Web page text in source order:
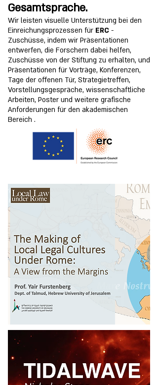
Gesamtsprache.
Wir leisten visuelle Unterstützung bei den
Einreichungsprozessen für ERC -
Zuschüsse, indem wir Präsentationen
entwerfen, die Forschern dabei helfen,
Zuschüsse von der Stiftung zu erhalten, und
Präsentationen für Vorträge, Konferenzen,
Tage der offenen Tür, Strategietreffen,
Vorstellungsgespräche, wissenschaftliche
Arbeiten, Poster und weitere grafische
Anforderungen für den akademischen
Bereich .